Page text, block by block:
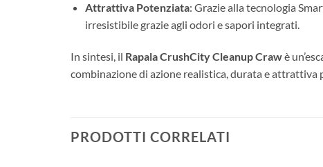
Attrattiva Potenziata: Grazie alla tecnologia
irresistibile grazie agli odori e sapori integrati.
In sintesi, il Rapala CrushCity Cleanup Crawè
combinazione di azione realistica, durata e
PRODOTTI CORRELATI